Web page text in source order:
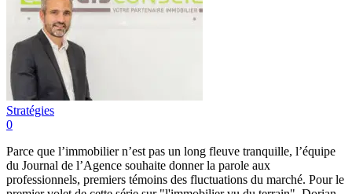
Stratégies
0
Parce que l’immobilier n’est pas un long fleuve tranquille, l’équipe
du Journal de l’Agence souhaite donner la parole aux
professionnels, premiers témoins des fluctuations du marché. Pour le